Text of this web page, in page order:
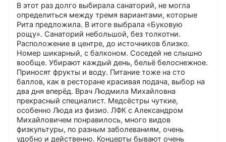
Дети
от 4-х лет
Детская игровая площадка
Лечение с 4 лет
Прокат
Спортинвентаря
Услуги
Spa
Массаж
Парная (баня)
В этот раз долго выбирала санаторий, не могла
определиться между тремя вариантами, которые
Рита предложила. В итоге выбрала «Буковую
рощу». Санаторий небольшой, без толкотни.
Расположение в центре, до источников близко.
Номер шикарный, с балконом. Соседей не слышно
вообще. Убирают каждый день, бельё белоснежное.
Приносят фрукты и воду. Питание тоже на сто
баллов, как в ресторане красивая подача, выбор на
два дня вперёд. Врач Людмила Михайловна
прекрасный специалист. Медсёстры чуткие,
особенно Люда из физио. ЛФК с Александром
Михайловичем понравилось, много видов
физкультуры, по разным заболеваниям, очень
удобно и действенно. Концерты бывают очень